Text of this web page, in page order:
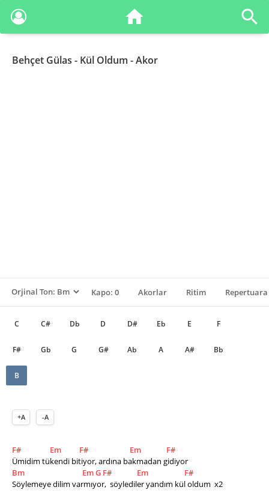
Behçet Gülas - Kül Oldum - Akor
Kapo: 0 Akorlar Ritim Repertuara
C C# Db D D# Eb E F
F# Gb G G# Ab A A# Bb
B
+A -A
F# Em F# Em
F#
Ümidim tükendi bitiyor, ardına bakmadan gidiyor
Bm
EmG F# Em
F#
Söylemeye dilim varmıyor,  söylediler yandım kül oldum  x2